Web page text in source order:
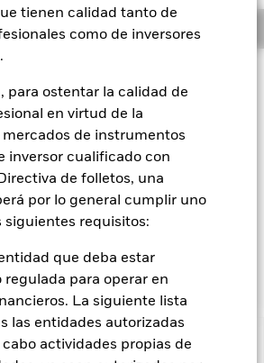
tienen calidad tanto de
como de inversores
para ostentar la calidad de
en virtud de la
mercados de instrumentos
inversor cualificado con
de folletos, una
por lo general cumplir uno
siguientes requisitos:
que deba estar
regulada para operar en
La siguiente lista
las entidades autorizadas
cabo actividades propias de
general
busca maximizar el beneficio total.
como mínimo, un 70 % de
acciones ordinarias de empresas
nuevas energías. Las empresas
nuevas energías son aquellas que están
de energía y a energías
tecnologías de energías
de energías renovables;
e infraestructuras.
Capital en Riesgo.El valor